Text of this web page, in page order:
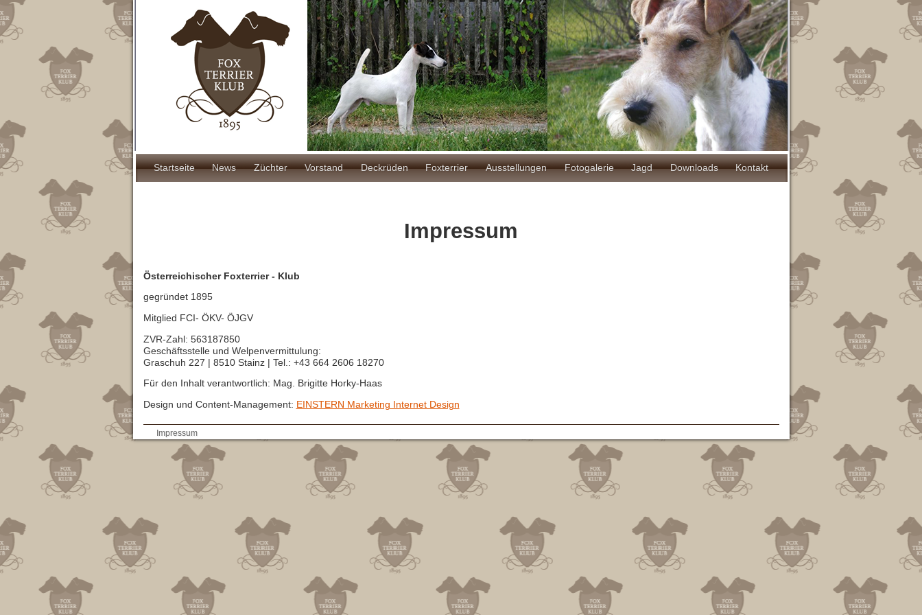
Direkt
zum
Inhalt
Hauptnavigation
Startseite News Züchter Vorstand Deckrüden Foxterrier Ausstellungen Fotogalerie Jagd Downloads Kontakt
Impressum
Österreichischer Foxterrier - Klub
gegründet 1895
Mitglied FCI- ÖKV- ÖJGV
ZVR-Zahl: 563187850
Geschäftsstelle und Welpenvermittulung:
Graschuh 227 | 8510 Stainz | Tel.: +43 664 2606 18270
Für den Inhalt verantwortlich: Mag. Brigitte Horky-Haas
Design und Content-Management: EINSTERN Marketing Internet Design
AGB
Impressum